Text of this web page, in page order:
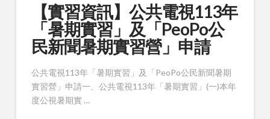
【實習資訊】公共電視113年
「暑期實習」及「PeoPo公
民新聞暑期實習營」申請
公共電視113年「暑期實習」及「PeoPo公民新聞暑期
實習營」申請一、公共電視113年「暑期實習」(一)本年
度公視暑期實 …